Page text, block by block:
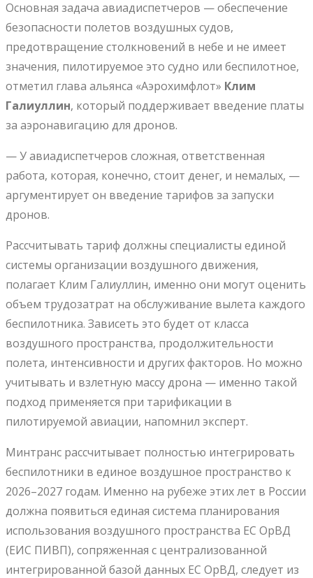
Основная задача авиадиспетчеров — обеспечение
безопасности полетов воздушных судов,
предотвращение столкновений в небе и не имеет
значения, пилотируемое это судно или беспилотное,
отметил глава альянса «Аэрохимфлот» Клим
Галиуллин, который поддерживает введение платы
за аэронавигацию для дронов.
— У авиадиспетчеров сложная, ответственная
работа, которая, конечно, стоит денег, и немалых, —
аргументирует он введение тарифов за запуски
дронов.
Рассчитывать тариф должны специалисты единой
системы организации воздушного движения,
полагает Клим Галиуллин, именно они могут оценить
объем трудозатрат на обслуживание вылета каждого
беспилотника. Зависеть это будет от класса
воздушного пространства, продолжительности
полета, интенсивности и других факторов. Но можно
учитывать и взлетную массу дрона — именно такой
подход применяется при тарификации в
пилотируемой авиации, напомнил эксперт.
Минтранс рассчитывает полностью интегрировать
беспилотники в единое воздушное пространство к
2026–2027 годам. Именно на рубеже этих лет в России
должна появиться единая система планирования
использования воздушного пространства ЕС ОрВД
(ЕИС ПИВП), сопряженная с централизованной
интегрированной базой данных ЕС ОрВД, следует из